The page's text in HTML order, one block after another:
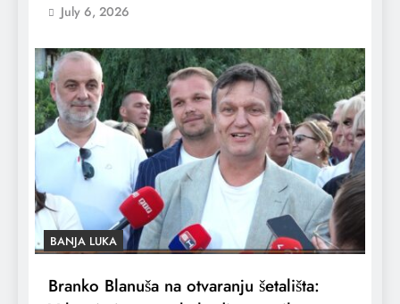
July 6, 2026
BANJA LUKA
Branko Blanuša na otvaranju šetališta: